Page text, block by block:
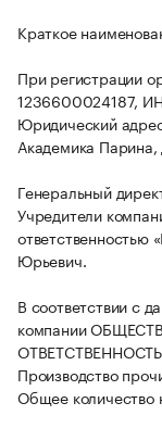
Краткое
При регистрации
1236600024187,
Юридический
Академика
Генеральный
Учредители
ответственностью
Юрьевич.
В соответствии с
компании
Производство
Общее количество